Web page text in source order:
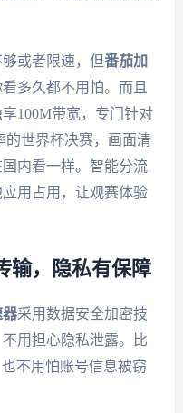
或者限速，但番茄加
多久都不用怕。而且
100M带宽，专门针对
的世界杯决赛，画面清
内看一样。智能分流
用占用，让观赛体验
输，隐私有保障
采用数据安全加密技
用担心隐私泄露。比
不用怕账号信息被窃